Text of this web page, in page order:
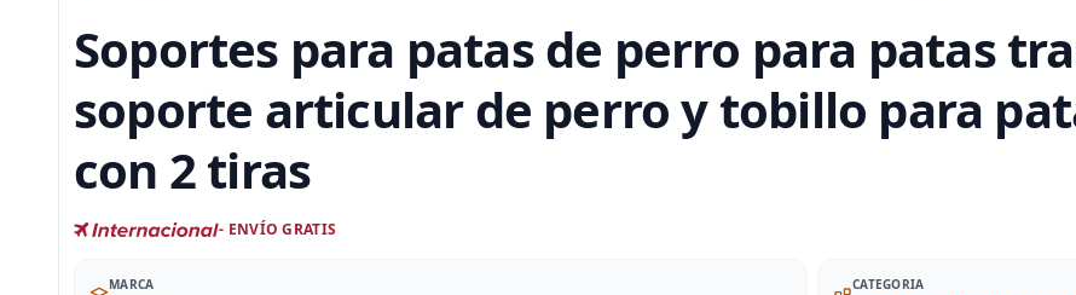
Soportes para patas de perro para patas
soporte articular de perro y tobillo para
con 2 tiras
- ENVÍO GRATIS
MARCA CATEGORIA